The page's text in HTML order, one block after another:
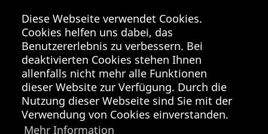
Diese Webseite verwendet Cookies.
Cookies helfen uns dabei, das
Benutzererlebnis zu verbessern. Bei
deaktivierten Cookies stehen Ihnen
allenfalls nicht mehr alle Funktionen
dieser Website zur Verfügung. Durch die
Nutzung dieser Webseite sind Sie mit der
Verwendung von Cookies einverstanden.
Mehr Information
Mo-Fr 9:00-18:00